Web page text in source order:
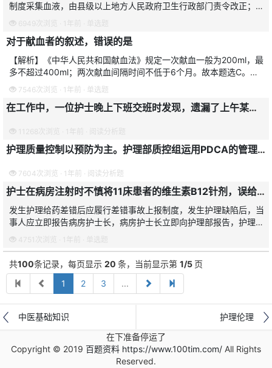
制度采集血液，由县级以上地方人民政府卫生行政部门责令改正；给
献血者健康造成损害的，应当依法赔偿，对直接负责的主管人员和其
他直接责任人员，依法
6949次浏览 · 1年前 · 单选题
对于献血者的叙述，错误的是
【解析】《中华人民共和国献血法》规定一次献血一般为200ml，最
多不超过400ml；两次献血间隔时间不低于6个月。故本题选C。
【避错】我国对献血者健康检查标准规定如下。年龄：18-55周岁；
体重男≧5
7546次浏览 · 1年前 · 单选题
在工作中，一位护士晚上下班交班时发现，遗漏了上午某个患者的一份口服药，药物包括降压药、维生素C等。
11268次浏览 · 1年前 · 阅读分析题
护理质量控制以预防为主。护理部质控组运用PDCA的管理办法，定期到临床进行查找存在问题，在检查中注重要素质量、环节质量和终末质量及发现产生质量问题的原因，针对主要原因定出具体实施计划，贯彻和实施预定的计划和措施，反馈预定目标执行情况，并总结经验教训，将存在问题转人下一个管理循环中。
7604次浏览 · 1年前 · 阅读分析题
护士在病房注射时不慎将11床患者的维生素B12针剂，误给了17床患者。该护士注射完毕后立即发现了错误。该护士应该直接将此事汇报给
发生护理给药差错后应履行差错事故上报制度，发生护理缺陷后，当
事人应立即报告病房护士长，病房护士长立即向护理部报告，护理部
应随即报告给医务处或者相关医院负责人。故本题选C。
4751次浏览 · 1年前 · 单选题
共100条记录，每页显示 20 条，当前显示第 1/5 页
1
2 3 ...
中医基础知识
护理伦理
在下准备停运了
Copyright © 2019 百题资料 https://www.100tim.com/ All Rights
Reserved.